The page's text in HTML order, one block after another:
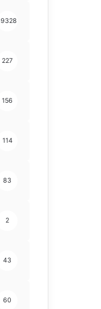
227
156
114
83
2
43
60